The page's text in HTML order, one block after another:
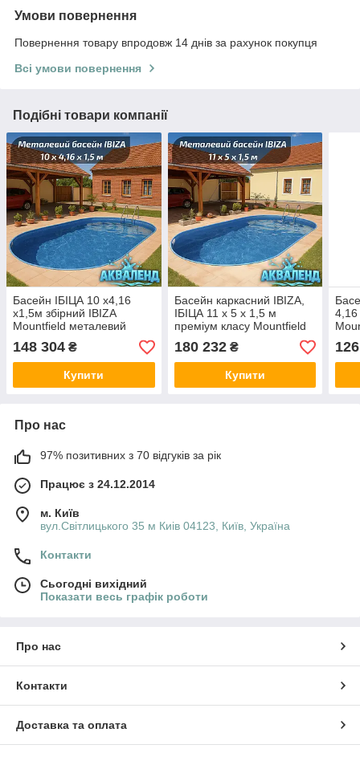
Умови повернення
Повернення товару впродовж 14 днів за рахунок покупця
Всі умови повернення
Подібні товари компанії
Басейн ІБІЦА 10 х4,16
х1,5м збірний IBIZA
Mountfield металевий
чеський швидкозбірний
стаціонарний каркасний
стальний заглиблений
148 304 ₴
Купити
Басейн каркасний IBIZA,
ІБІЦА 11 х 5 х 1,5 м
преміум класу Mountfield
збірний заглиблюють
180 232₴
Купити
4,16
Про нас
97% позитивних з 70 відгуків за рік
Працює з 24.12.2014
м. Київ
вул.Світлицького 35 м Киів 04123, Київ, Україна
Контакти
Сьогодні вихідний
Показати весь графік роботи
Про нас
Контакти
Доставка та оплата